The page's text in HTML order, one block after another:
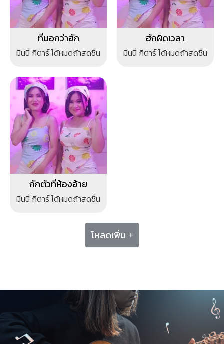
ที่บอกว่าฮัก
มีนนี่ กีตาร์ ได้หมดถ้าสดชื่น
ฮักผิดเวลา
มีนนี่ กีตาร์ ได้หมดถ้าสดชื่น
กักตัวที่ห้องอ้าย
มีนนี่ กีตาร์ ได้หมดถ้าสดชื่น
โหลดเพิ่ม +